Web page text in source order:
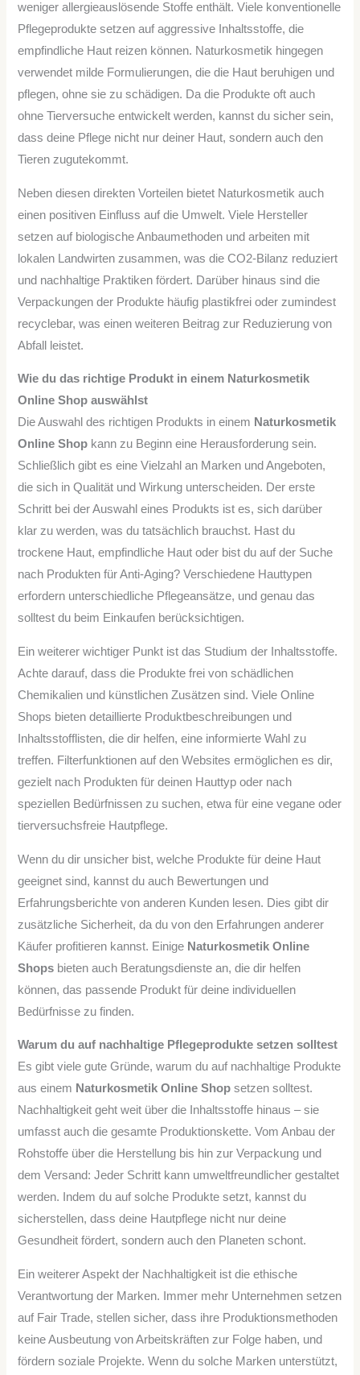
weniger allergieauslösende Stoffe enthält. Viele konventionelle
Pflegeprodukte setzen auf aggressive Inhaltsstoffe, die
empfindliche Haut reizen können. Naturkosmetik hingegen
verwendet milde Formulierungen, die die Haut beruhigen und
pflegen, ohne sie zu schädigen. Da die Produkte oft auch
ohne Tierversuche entwickelt werden, kannst du sicher sein,
dass deine Pflege nicht nur deiner Haut, sondern auch den
Tieren zugutekommt.
Neben diesen direkten Vorteilen bietet Naturkosmetik auch
einen positiven Einfluss auf die Umwelt. Viele Hersteller
setzen auf biologische Anbaumethoden und arbeiten mit
lokalen Landwirten zusammen, was die CO2-Bilanz reduziert
und nachhaltige Praktiken fördert. Darüber hinaus sind die
Verpackungen der Produkte häufig plastikfrei oder zumindest
recyclebar, was einen weiteren Beitrag zur Reduzierung von
Abfall leistet.
Wie du das richtige Produkt in einem Naturkosmetik
Online Shop auswählst
Die Auswahl des richtigen Produkts in einem Naturkosmetik
Online Shop kann zu Beginn eine Herausforderung sein.
Schließlich gibt es eine Vielzahl an Marken und Angeboten,
die sich in Qualität und Wirkung unterscheiden. Der erste
Schritt bei der Auswahl eines Produkts ist es, sich darüber
klar zu werden, was du tatsächlich brauchst. Hast du
trockene Haut, empfindliche Haut oder bist du auf der Suche
nach Produkten für Anti-Aging? Verschiedene Hauttypen
erfordern unterschiedliche Pflegeansätze, und genau das
solltest du beim Einkaufen berücksichtigen.
Ein weiterer wichtiger Punkt ist das Studium der Inhaltsstoffe.
Achte darauf, dass die Produkte frei von schädlichen
Chemikalien und künstlichen Zusätzen sind. Viele Online
Shops bieten detaillierte Produktbeschreibungen und
Inhaltsstofflisten, die dir helfen, eine informierte Wahl zu
treffen. Filterfunktionen auf den Websites ermöglichen es dir,
gezielt nach Produkten für deinen Hauttyp oder nach
speziellen Bedürfnissen zu suchen, etwa für eine vegane oder
tierversuchsfreie Hautpflege.
Wenn du dir unsicher bist, welche Produkte für deine Haut
geeignet sind, kannst du auch Bewertungen und
Erfahrungsberichte von anderen Kunden lesen. Dies gibt dir
zusätzliche Sicherheit, da du von den Erfahrungen anderer
Käufer profitieren kannst. Einige Naturkosmetik Online
Shops bieten auch Beratungsdienste an, die dir helfen
können, das passende Produkt für deine individuellen
Bedürfnisse zu finden.
Warum du auf nachhaltige Pflegeprodukte setzen solltest
Es gibt viele gute Gründe, warum du auf nachhaltige Produkte
aus einem Naturkosmetik Online Shop setzen solltest.
Nachhaltigkeit geht weit über die Inhaltsstoffe hinaus – sie
umfasst auch die gesamte Produktionskette. Vom Anbau der
Rohstoffe über die Herstellung bis hin zur Verpackung und
dem Versand: Jeder Schritt kann umweltfreundlicher gestaltet
werden. Indem du auf solche Produkte setzt, kannst du
sicherstellen, dass deine Hautpflege nicht nur deine
Gesundheit fördert, sondern auch den Planeten schont.
Ein weiterer Aspekt der Nachhaltigkeit ist die ethische
Verantwortung der Marken. Immer mehr Unternehmen setzen
auf Fair Trade, stellen sicher, dass ihre Produktionsmethoden
keine Ausbeutung von Arbeitskräften zur Folge haben, und
fördern soziale Projekte. Wenn du solche Marken unterstützt,